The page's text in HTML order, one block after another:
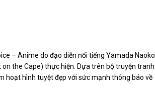
– Anime do đạo diễn nổi tiếng Yamada Naoko
the Cape) thực hiện. Dựa trên bộ truyện tranh
hoạt hình tuyệt đẹp với sức mạnh thông báo về